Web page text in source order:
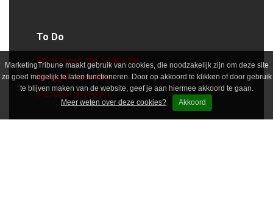
MarketingTribune maakt gebruik van cookies, die noodzakelijk zijn om deze site
zo goed mogelijk te laten functioneren. Door op akkoord te klikken of door gebruik
te blijven maken van de website, geef je aan hiermee akkoord te gaan.
Meer weten over deze cookies?
Akkoord
To Do
Informeer de redactie
Blogger worden
Partner worden